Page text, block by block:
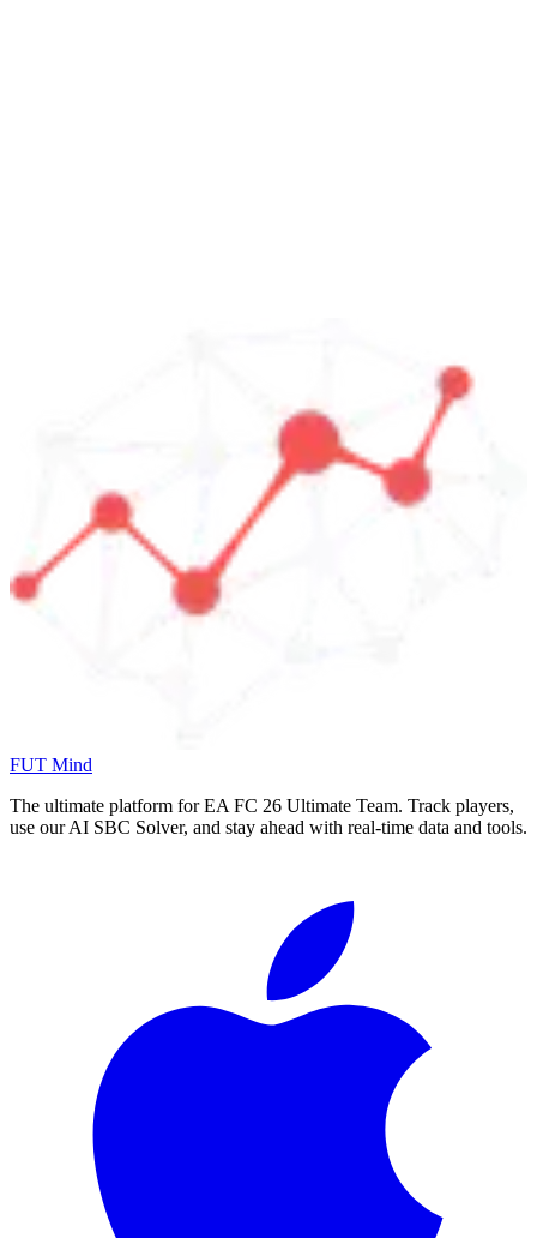
FUT Mind
The ultimate platform for EA FC 26 Ultimate Team. Track players,
use our AI SBC Solver, and stay ahead with real-time data and tools.